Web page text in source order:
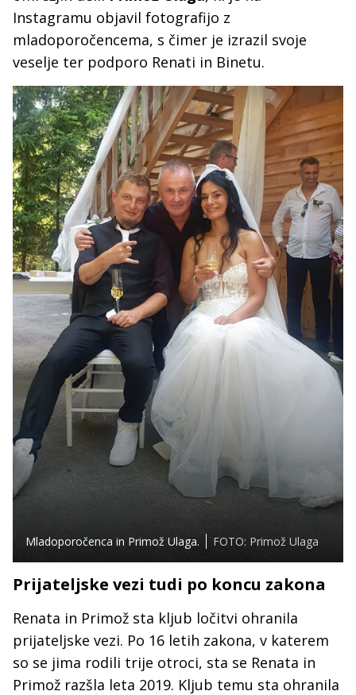
Instagramu objavil fotografijo z
mladoporočencema, s čimer je izrazil svoje
veselje ter podporo Renati in Binetu.
Mladoporočenca in Primož Ulaga. FOTO: Primož Ulaga
Prijateljske vezi tudi po koncu zakona
Renata in Primož sta kljub ločitvi ohranila
prijateljske vezi. Po 16 letih zakona, v katerem
so se jima rodili trije otroci, sta se Renata in
Primož razšla leta 2019. Kljub temu sta ohranila